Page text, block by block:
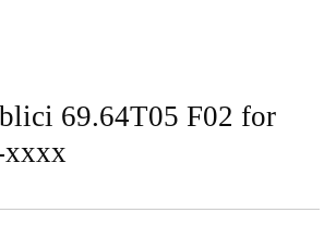
69.64T05 F02 for
xxxx